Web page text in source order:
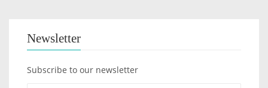
Newsletter
Subscribe to our newsletter